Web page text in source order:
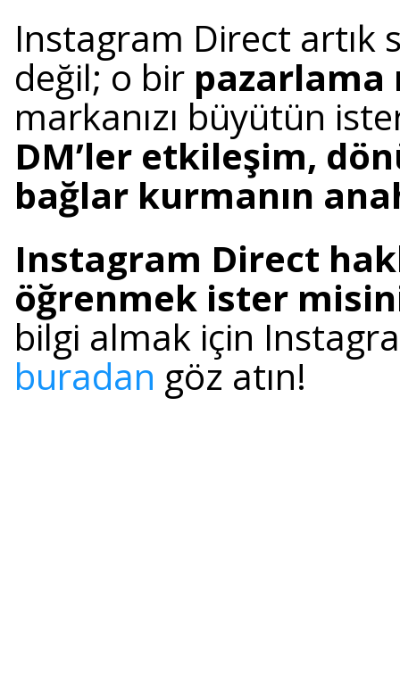
Instagram Direct artık
değil; o bir pazarlama
markanızı büyütün
DM’ler etkileşim,
bağlar kurmanın
Instagram Direct
öğrenmek ister
bilgi almak için
buradan göz atın!